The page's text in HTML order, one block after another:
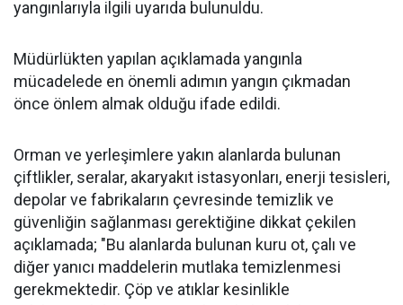
yangınlarıyla ilgili uyarıda bulunuldu.
Müdürlükten yapılan açıklamada yangınla
mücadelede en önemli adımın yangın çıkmadan
önce önlem almak olduğu ifade edildi.
Orman ve yerleşimlere yakın alanlarda bulunan
çiftlikler, seralar, akaryakıt istasyonları, enerji tesisleri,
depolar ve fabrikaların çevresinde temizlik ve
güvenliğin sağlanması gerektiğine dikkat çekilen
açıklamada; "Bu alanlarda bulunan kuru ot, çalı ve
diğer yanıcı maddelerin mutlaka temizlenmesi
gerekmektedir. Çöp ve atıklar kesinlikle